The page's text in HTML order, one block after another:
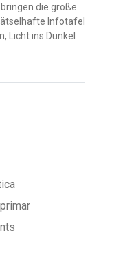
die große
Infotafel
Licht ins Dunkel